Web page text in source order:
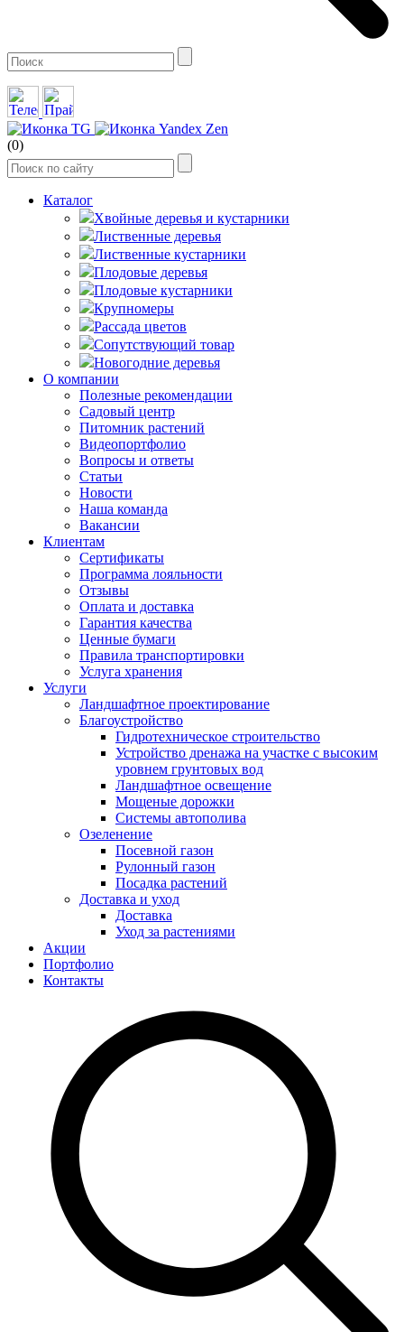
(0)
Каталог
Хвойные деревья и кустарники
Лиственные деревья
Лиственные кустарники
Плодовые деревья
Плодовые кустарники
Крупномеры
Рассада цветов
Сопутствующий товар
Новогодние деревья
О компании
Полезные рекомендации
Садовый центр
Питомник растений
Видеопортфолио
Вопросы и ответы
Статьи
Новости
Наша команда
Вакансии
Клиентам
Сертификаты
Программа лояльности
Отзывы
Оплата и доставка
Гарантия качества
Ценные бумаги
Правила транспортировки
Услуга хранения
Услуги
Ландшафтное проектирование
Благоустройство
Гидротехническое строительство
Устройство дренажа на участке с высоким
уровнем грунтовых вод
Ландшафтное освещение
Мощеные дорожки
Системы автополива
Озеленение
Посевной газон
Рулонный газон
Посадка растений
Доставка и уход
Доставка
Уход за растениями
Акции
Портфолио
Контакты